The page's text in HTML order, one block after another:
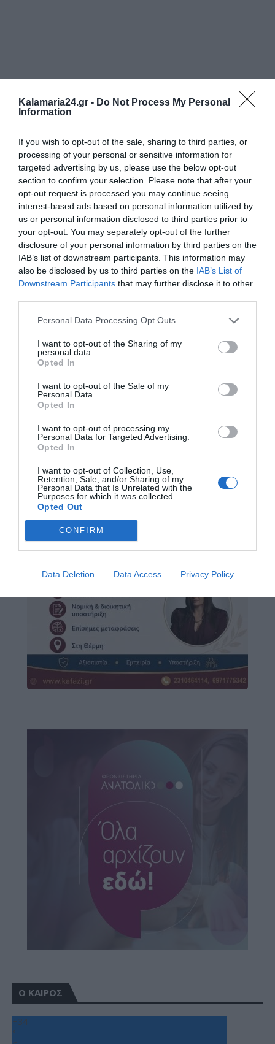
Kalamaria24.gr - Do Not Process My Personal
Information
If you wish to opt-out of the sale, sharing to third parties, or
processing of your personal or sensitive information for
targeted advertising by us, please use the below opt-out
section to confirm your selection. Please note that after your
opt-out request is processed you may continue seeing
interest-based ads based on personal information utilized by
us or personal information disclosed to third parties prior to
your opt-out. You may separately opt-out of the further
disclosure of your personal information by third parties on the
IAB’s list of downstream participants. This information may
also be disclosed by us to third parties on the IAB’s List of
Downstream Participants that may further disclose it to other
Personal Data Processing Opt Outs
I want to opt-out of the Sharing of my
personal data.
Opted In
I want to opt-out of the Sale of my
Personal Data.
Opted In
I want to opt-out of processing my
Personal Data for Targeted Advertising.
Opted In
I want to opt-out of Collection, Use,
Retention, Sale, and/or Sharing of my
Personal Data that Is Unrelated with the
Purposes for which it was collected.
Opted Out
CONFIRM
Data Deletion Data Access Privacy Policy
Ο ΚΑΙΡΟΣ
+34
°